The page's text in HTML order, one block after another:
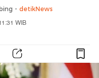
- detikNews
WIB